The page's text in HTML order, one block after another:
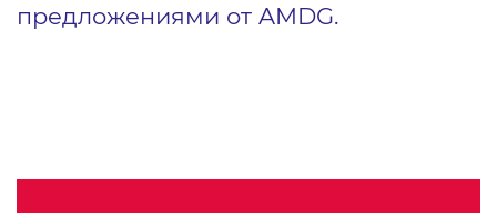
предложениями от AMDG.